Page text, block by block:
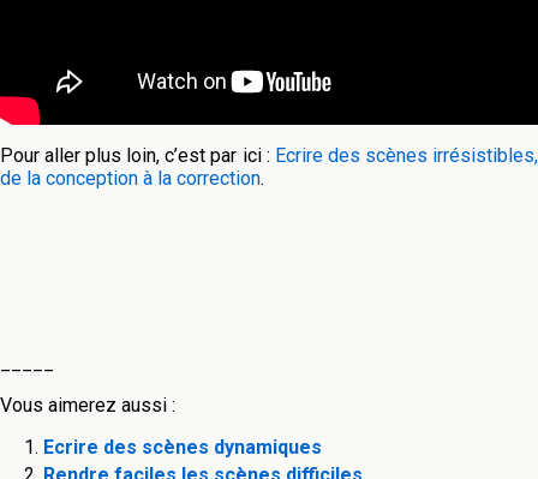
Pour aller plus loin, c’est par ici : Ecrire des scènes irrésistibles,
de la conception à la correction.
Vous aimerez aussi :
Ecrire des scènes dynamiques